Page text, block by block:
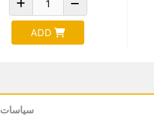
ADD
سياسات